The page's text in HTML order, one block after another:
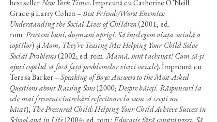
bestsellerNew York Times. Împreună cu Catherine O’Neill
Grace și Larry Cohen –Best Friends/Worst Enemies:
Understanding the Social Lives of Children(2001; ed.
rom. Prieteni buni, dușmani aprigi. Să înțelegem viața socială a
copiilor) șiMom, They’re Teasing Me: Helping Your Child Solve
Social Problems(2002; ed. rom.Mamă, sunt tachinat! Cum să-ți
ajuți copilul să facă față problemelor vieții sociale). Împreună cu
Teresa Barker –Speaking of Boys: Answers to the Most-Asked
Questions about Raising Sons(2000;Despre băieți. Răspunsuri la
cele mai frecvente întrebări referitoare la cum să crești un
băiat), The Pressured Child: Helping Your Child Achieve Success in
School and in Life(2004; ed. rom.:Educație fără constrângeri. Să